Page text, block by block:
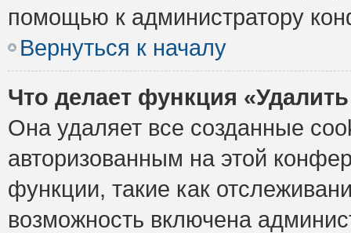
помощью к администратору
Вернуться к началу
Что делает функция
Она удаляет все созданные
авторизованным на этой
функции, такие как
возможность включена